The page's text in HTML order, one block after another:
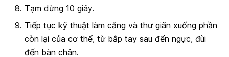
Tạm dừng 10 giây.
Tiếp tục kỹ thuật làm căng và thư giãn xuống phần
còn lại của cơ thể, từ bắp tay sau đến ngực, đùi
đến bàn chân.